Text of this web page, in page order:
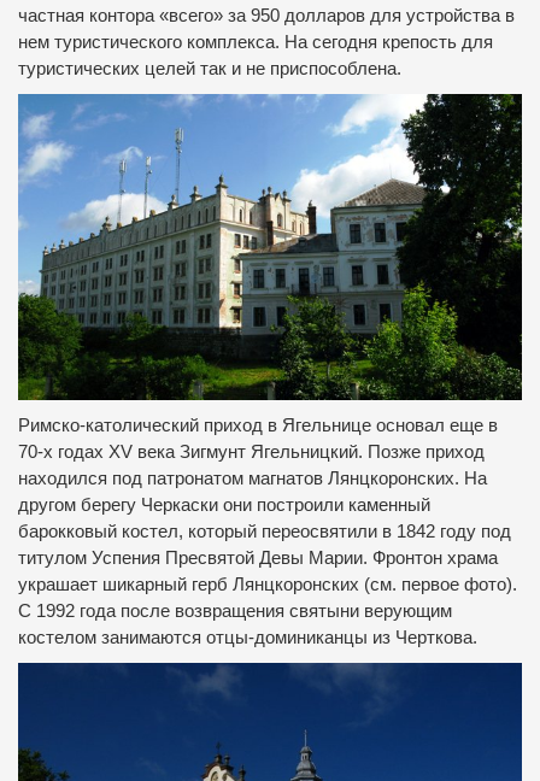
частная контора «всего» за 950 долларов для устройства в
нем туристического комплекса. На сегодня крепость для
туристических целей так и не приспособлена.
Римско-католический приход в Ягельнице основал еще в
70-х годах XV века Зигмунт Ягельницкий. Позже приход
находился под патронатом магнатов Лянцкоронских. На
другом берегу Черкаски они построили каменный
барокковый костел, который переосвятили в 1842 году под
титулом Успения Пресвятой Девы Марии. Фронтон храма
украшает шикарный герб Лянцкоронских (см. первое фото).
С 1992 года после возвращения святыни верующим
костелом занимаются отцы-доминиканцы из Черткова.